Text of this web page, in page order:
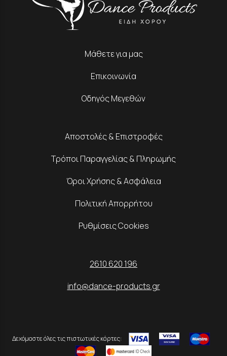
Μάθετε για μας
Επικοινωνία
Οδηγός Μεγεθών
Αποστολές & Επιστροφές
Τρόποι Παραγγελίας & Πληρωμής
Όροι Χρήσης & Ασφάλεια
Πολιτική Απορρήτου
Ρυθμίσεις Cookies
2610 620 196
info@dance-products.gr
Δεχόμαστε όλες τις πιστωτικές κάρτες: